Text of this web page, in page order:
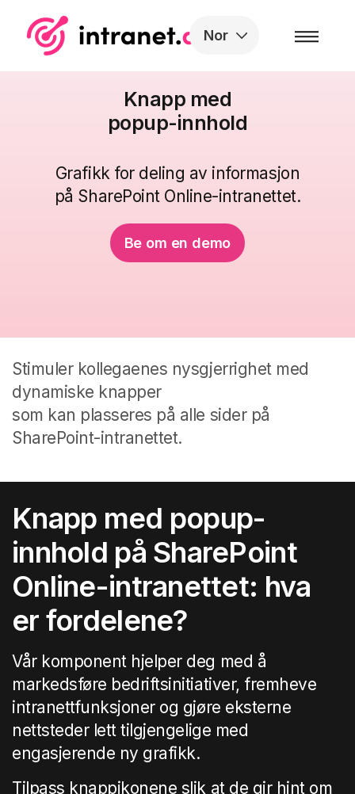
Nor
Knapp med
popup-innhold
Grafikk for deling av informasjon
på SharePoint Online-intranettet.
Be om en demo
Stimuler kollegaenes nysgjerrighet med
dynamiske knapper
som kan plasseres på alle sider på
SharePoint-intranettet.
Knapp med popup-
innhold på SharePoint
Online-intranettet: hva
er fordelene?
Vår komponent hjelper deg med å
markedsføre bedriftsinitiativer, fremheve
intranettfunksjoner og gjøre eksterne
nettsteder lett tilgjengelige med
engasjerende ny grafikk.
Tilpass knappikonene slik at de gir hint om